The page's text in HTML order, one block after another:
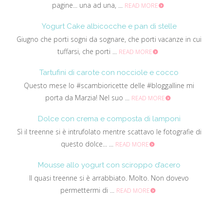
pagine... una ad una, ... READ MORE
Yogurt Cake albicocche e pan di stelle
Giugno che porti sogni da sognare, che porti vacanze in cui
tuffarsi, che porti ... READ MORE
Tartufini di carote con nocciole e cocco
Questo mese lo #scambioricette delle #bloggalline mi
porta da Marzia! Nel suo ... READ MORE
Dolce con crema e composta di lamponi
Sì il treenne si è intrufolato mentre scattavo le fotografie di
questo dolce... ... READ MORE
Mousse allo yogurt con sciroppo d’acero
Il quasi treenne si è arrabbiato. Molto. Non dovevo
permettermi di ... READ MORE